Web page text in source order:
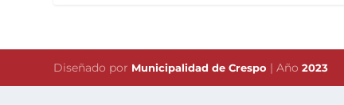
Diseñado por Municipalidad de Crespo | Año2023